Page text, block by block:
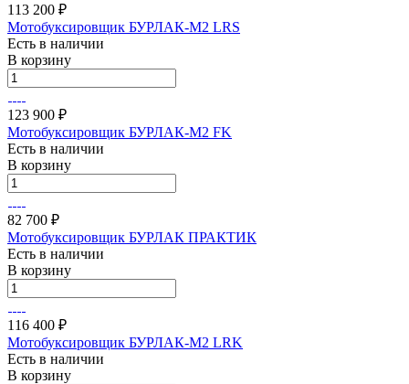
113 200 ₽
Мотобуксировщик БУРЛАК-M2 LRS
Есть в наличии
В корзину
123 900 ₽
Мотобуксировщик БУРЛАК-М2 FK
Есть в наличии
В корзину
82 700 ₽
Мотобуксировщик БУРЛАК ПРАКТИК
Есть в наличии
В корзину
116 400 ₽
Мотобуксировщик БУРЛАК-M2 LRK
Есть в наличии
В корзину